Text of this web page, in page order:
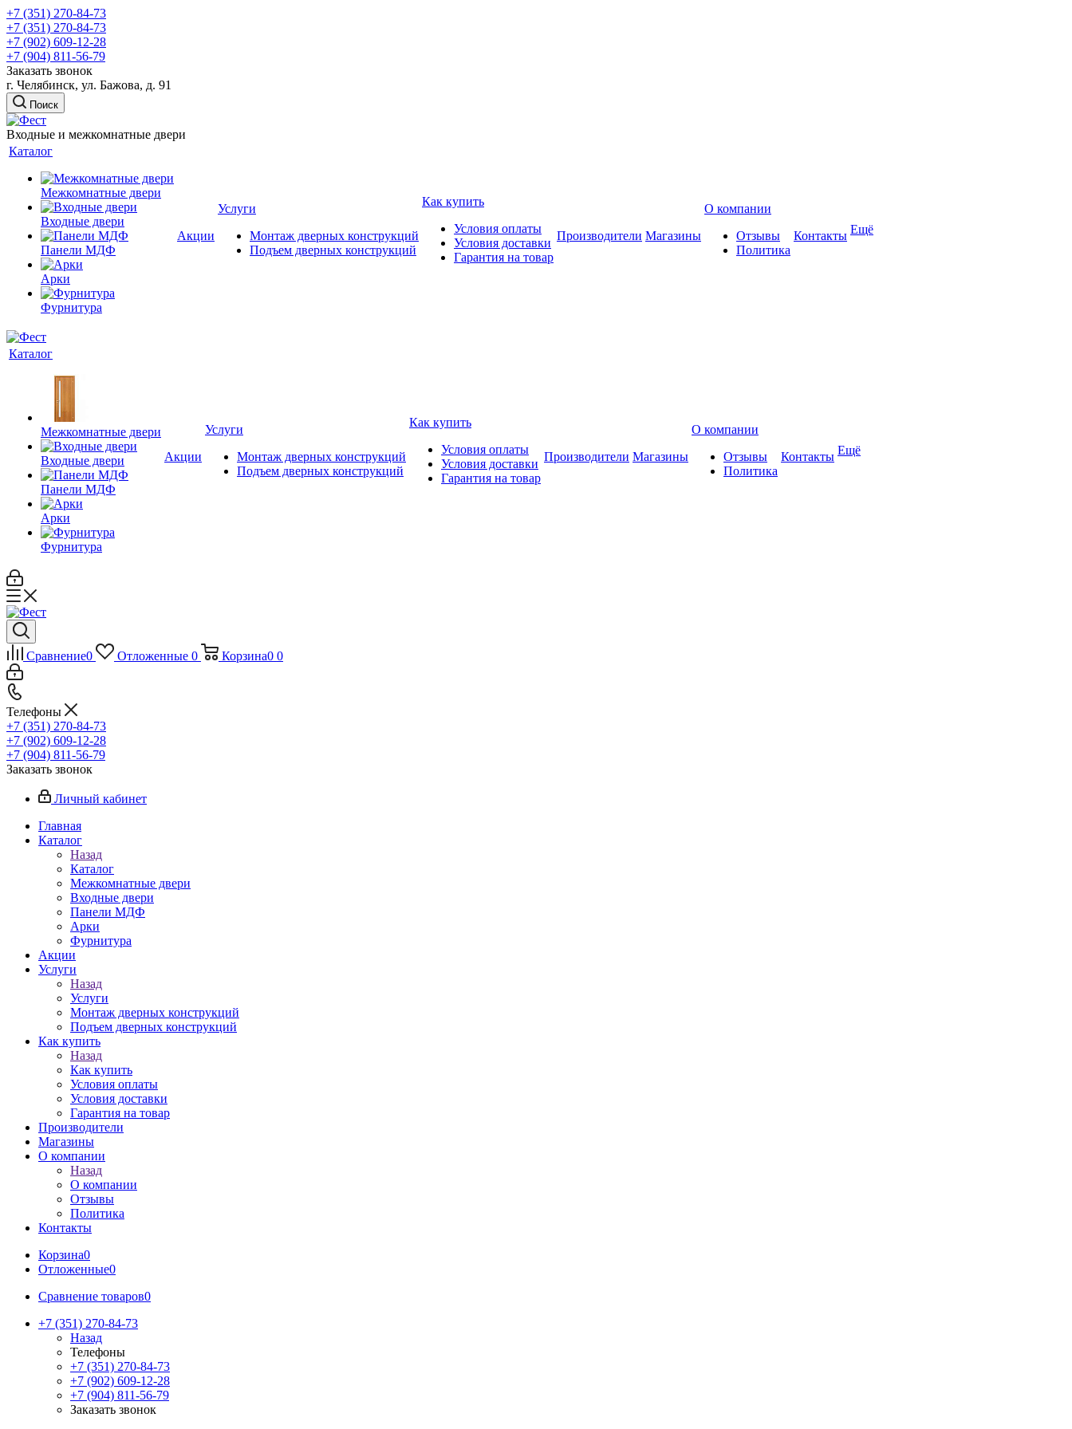
+7 (351) 270-84-73
+7 (351) 270-84-73
+7 (902) 609-12-28
+7 (904) 811-56-79
Заказать звонок
г. Челябинск, ул. Бажова, д. 91
Поиск
Входные и межкомнатные двери
Каталог
Межкомнатные двери
Входные двери
Панели МДФ
Арки
Фурнитура
Акции
Услуги
Монтаж дверных конструкций
Подъем дверных конструкций
Как купить
Условия оплаты
Условия доставки
Гарантия на товар
Производители Магазины
О компании
Отзывы
Политика
Контакты Ещё
Каталог
Межкомнатные двери
Входные двери
Панели МДФ
Арки
Фурнитура
Акции
Услуги
Монтаж дверных конструкций
Подъем дверных конструкций
Как купить
Условия оплаты
Условия доставки
Гарантия на товар
Производители Магазины
О компании
Отзывы
Политика
Контакты Ещё
Сравнение0 Отложенные 0 Корзина0 0
Телефоны
+7 (351) 270-84-73
+7 (902) 609-12-28
+7 (904) 811-56-79
Заказать звонок
Личный кабинет
Главная
Каталог
Назад
Каталог
Межкомнатные двери
Входные двери
Панели МДФ
Арки
Фурнитура
Акции
Услуги
Назад
Услуги
Монтаж дверных конструкций
Подъем дверных конструкций
Как купить
Назад
Как купить
Условия оплаты
Условия доставки
Гарантия на товар
Производители
Магазины
О компании
Назад
О компании
Отзывы
Политика
Контакты
Корзина0
Отложенные0
Сравнение товаров0
+7 (351) 270-84-73
Назад
Телефоны
+7 (351) 270-84-73
+7 (902) 609-12-28
+7 (904) 811-56-79
Заказать звонок